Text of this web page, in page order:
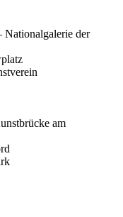
Nationalgalerie der
am